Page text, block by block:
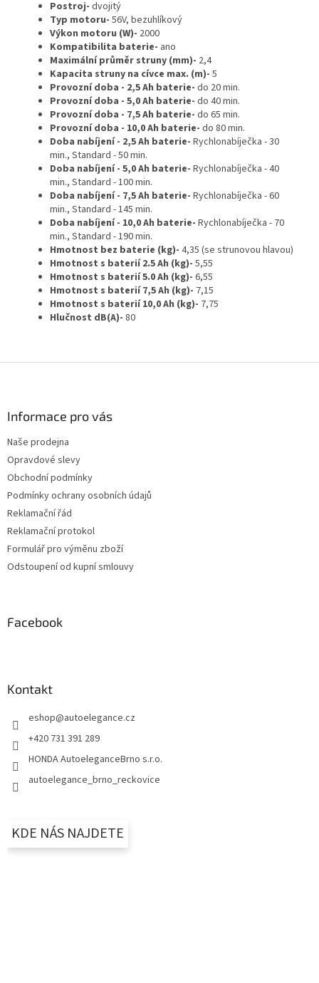
Postroj- dvojitý
Typ motoru- 56V, bezuhlíkový
Výkon motoru (W)- 2000
Kompatibilita baterie- ano
Maximální průměr struny (mm)- 2,4
Kapacita struny na cívce max. (m)- 5
Provozní doba - 2,5 Ah baterie- do 20 min.
Provozní doba - 5,0 Ah baterie- do 40 min.
Provozní doba - 7,5 Ah baterie- do 65 min.
Provozní doba - 10,0 Ah baterie- do 80 min.
Doba nabíjení - 2,5 Ah baterie- Rychlonabíječka - 30
min., Standard - 50 min.
Doba nabíjení - 5,0 Ah baterie- Rychlonabíječka - 40
min., Standard - 100 min.
Doba nabíjení - 7,5 Ah baterie- Rychlonabíječka - 60
min., Standard - 145 min.
Doba nabíjení - 10,0 Ah baterie- Rychlonabíječka - 70
min., Standard - 190 min.
Hmotnost bez baterie (kg)- 4,35 (se strunovou hlavou)
Hmotnost s baterií 2.5 Ah (kg)- 5,55
Hmotnost s baterií 5.0 Ah (kg)- 6,55
Hmotnost s baterií 7,5 Ah (kg)- 7,15
Hmotnost s baterií 10,0 Ah (kg)- 7,75
Hlučnost dB(A)- 80
Informace pro vás
Naše prodejna
Opravdové slevy
Obchodní podmínky
Podmínky ochrany osobních údajů
Reklamační řád
Reklamační protokol
Formulář pro výměnu zboží
Odstoupení od kupní smlouvy
Facebook
Kontakt
eshop@autoelegance.cz
+420 731 391 289
HONDA AutoeleganceBrno s.r.o.
autoelegance_brno_reckovice
KDE NÁS NAJDETE